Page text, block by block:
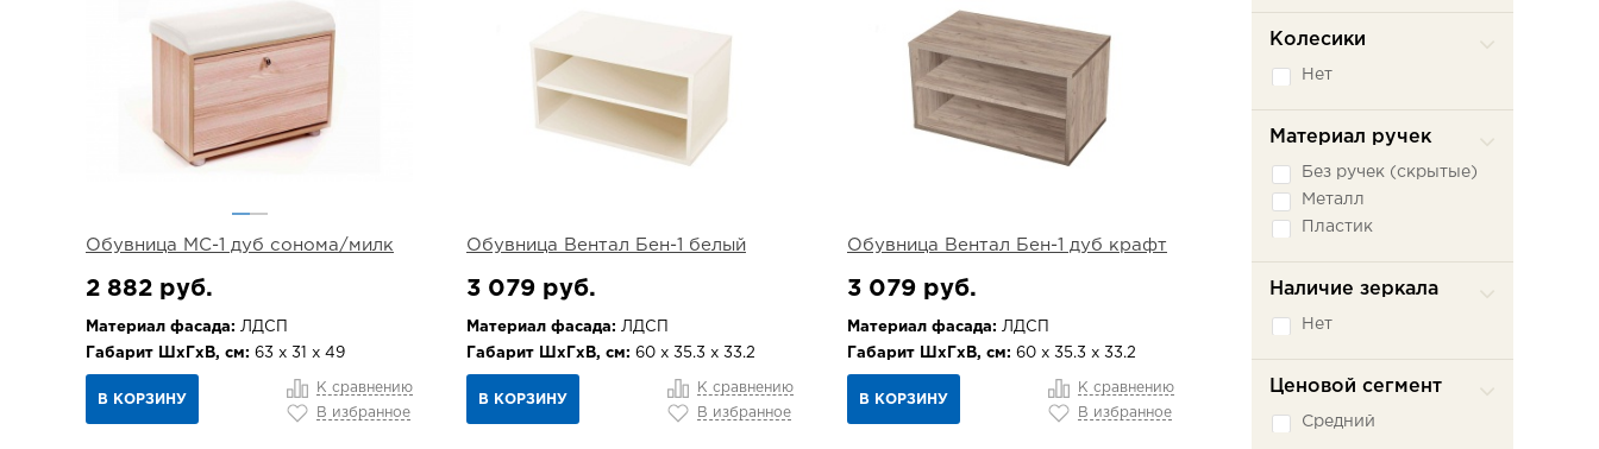
Обувница МС-1 дуб сонома/милк
2 882 руб.
Материал фасада: ЛДСП
Габарит ШхГхВ, см: 63 х 31 х 49
В КОРЗИНУ
К сравнению
В избранное
Обувница Вентал Бен-1 белый
3 079 руб.
Материал фасада: ЛДСП
Габарит ШхГхВ, см: 60 х 35.3 х 33.2
В КОРЗИНУ
К сравнению
В избранное
Обувница Вентал Бен-1 дуб крафт
3 079 руб.
Материал фасада: ЛДСП
Габарит ШхГхВ, см: 60 х 35.3 х 33.2
В КОРЗИНУ
К сравнению
В избранное
Колесики
Нет
Материал ручек
Без ручек (скрытые)
Металл
Пластик
Наличие зеркала
Нет
Ценовой сегмент
Средний